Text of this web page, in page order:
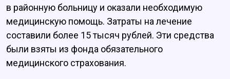
в районную больницу и оказали необходимую
медицинскую помощь. Затраты на лечение
составили более 15 тысяч рублей. Эти средства
были взяты из фонда обязательного
медицинского страхования.